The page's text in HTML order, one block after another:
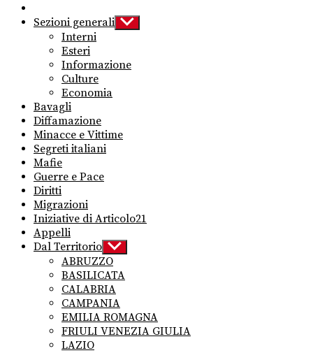
Sezioni generali Show
sub
Interni
Esteri
Informazione
Culture
Economia
Bavagli
Diffamazione
Minacce e Vittime
Segreti italiani
Mafie
Guerre e Pace
Diritti
Migrazioni
Iniziative di Articolo21
Appelli
Dal Territorio Show
sub
menu
ABRUZZO
BASILICATA
CALABRIA
CAMPANIA
EMILIA ROMAGNA
FRIULI VENEZIA GIULIA
LAZIO